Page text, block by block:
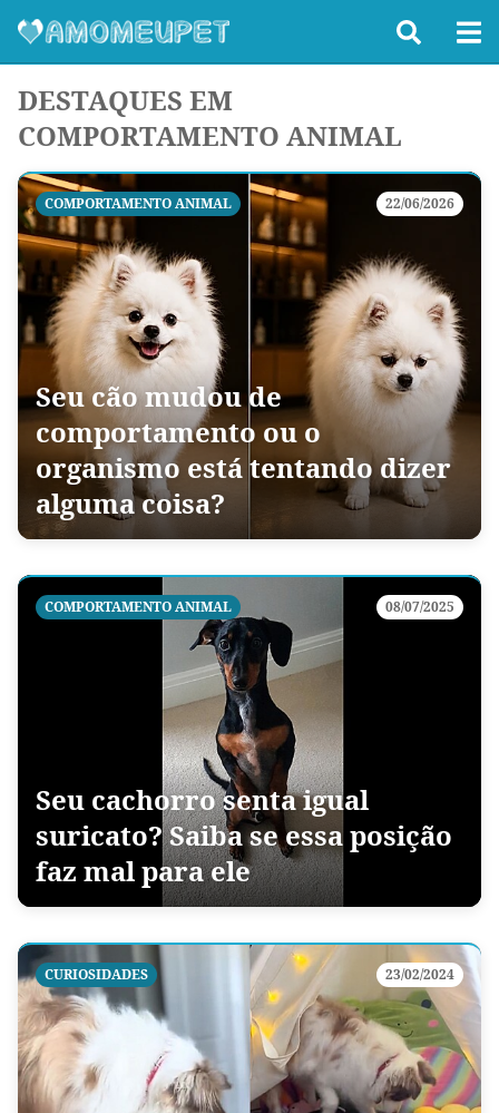
DESTAQUES EM
COMPORTAMENTO ANIMAL
COMPORTAMENTO ANIMAL 22/06/2026
Seu cão mudou de
comportamento ou o
organismo está tentando dizer
alguma coisa?
COMPORTAMENTO ANIMAL 08/07/2025
Seu cachorro senta igual
suricato? Saiba se essa posição
faz mal para ele
CURIOSIDADES 23/02/2024